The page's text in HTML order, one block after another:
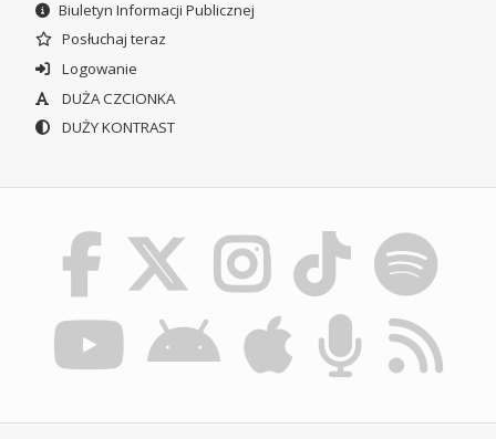
Biuletyn Informacji Publicznej
Posłuchaj teraz
Logowanie
DUŻA CZCIONKA
DUŻY KONTRAST